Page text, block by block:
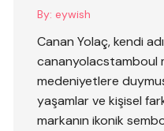
By: eywish
Canan Yolaç, kendi
cananyolacstamboul
medeniyetlere
yaşamlar ve kişisel
markanın ikonik